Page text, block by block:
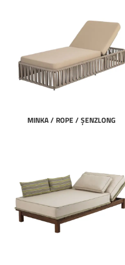
MINKA / ROPE / ŞENZLONG